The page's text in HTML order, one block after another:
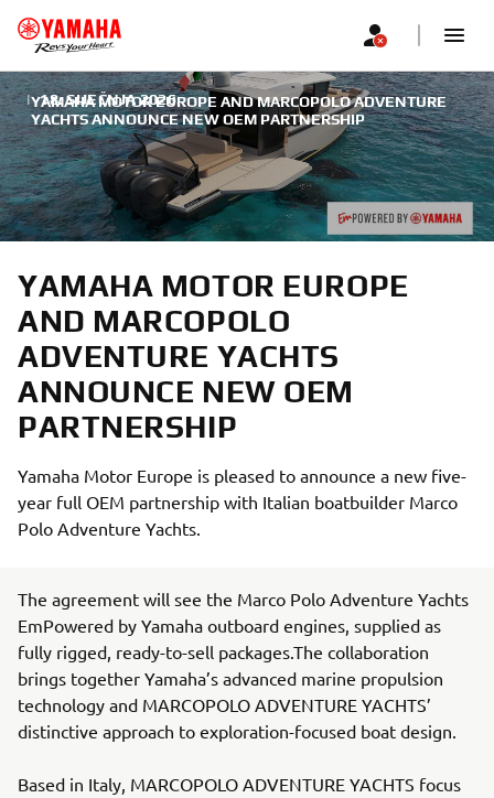
YAMAHA MOTOR EUROPE AND MARCOPOLO ADVENTURE
YACHTS ANNOUNCE NEW OEM PARTNERSHIP
| 18. SIJEČNJA 2026.
YAMAHA MOTOR EUROPE
AND MARCOPOLO
ADVENTURE YACHTS
ANNOUNCE NEW OEM
PARTNERSHIP
Yamaha Motor Europe is pleased to announce a new five-
year full OEM partnership with Italian boatbuilder Marco
Polo Adventure Yachts.
The agreement will see the Marco Polo Adventure Yachts
EmPowered by Yamaha outboard engines, supplied as
fully rigged, ready-to-sell packages.The collaboration
brings together Yamaha’s advanced marine propulsion
technology and MARCOPOLO ADVENTURE YACHTS’
distinctive approach to exploration-focused boat design.
Based in Italy, MARCOPOLO ADVENTURE YACHTS focus